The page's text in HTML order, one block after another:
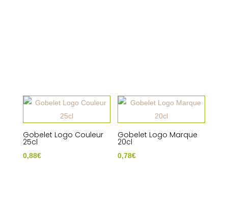
Gobelet Logo Couleur
25cl
0,88€
Gobelet Logo Marque
20cl
0,78€